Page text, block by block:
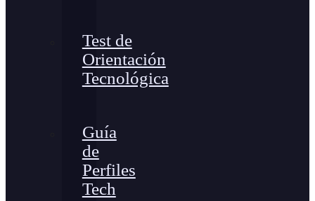
Test de
Orientación
Tecnológica
Guía
de
Perfiles
Tech